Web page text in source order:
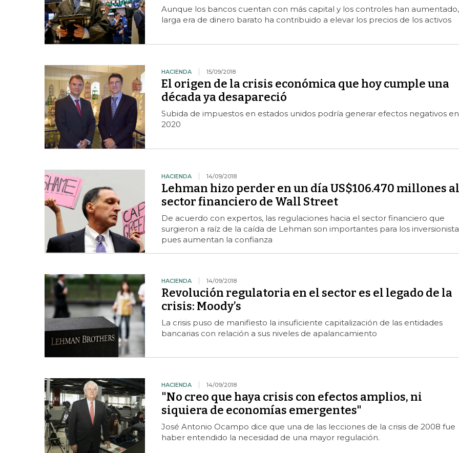
Aunque los bancos cuentan con más capital y los controles han
larga era de dinero barato ha contribuido a elevar los precios de los activos
HACIENDA 15/09/2018
El origen de la crisis económica que hoy cumple una
década ya desapareció
Subida de impuestos en estados unidos podría generar efectos negativos en
2020
HACIENDA 14/09/2018
Lehman hizo perder en un día US$106.470 millones al
sector financiero de Wall Street
De acuerdo con expertos, las regulaciones hacia el sector financiero que
surgieron a raíz de la caída de Lehman son importantes para los
pues aumentan la confianza
HACIENDA 14/09/2018
Revolución regulatoria en el sector es el legado de la
crisis: Moody’s
La crisis puso de manifiesto la insuficiente capitalización de las entidades
bancarias con relación a sus niveles de apalancamiento
HACIENDA 14/09/2018
"No creo que haya crisis con efectos amplios, ni
siquiera de economías emergentes"
José Antonio Ocampo dice que una de las lecciones de la crisis de 2008 fue
haber entendido la necesidad de una mayor regulación.